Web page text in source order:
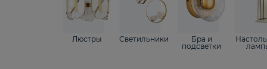
Люстры Светильники
Бра и
подсветки